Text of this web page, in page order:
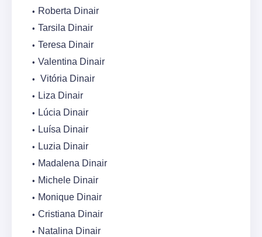
Roberta Dinair
Tarsila Dinair
Teresa Dinair
Valentina Dinair
Vitória Dinair
Liza Dinair
Lúcia Dinair
Luísa Dinair
Luzia Dinair
Madalena Dinair
Michele Dinair
Monique Dinair
Cristiana Dinair
Natalina Dinair